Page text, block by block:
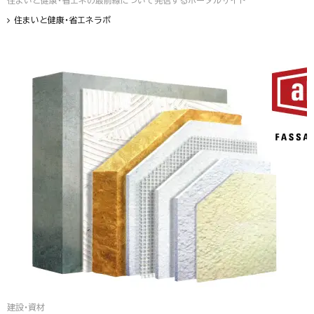
住まいと健康・省エネラボ
建設・資材